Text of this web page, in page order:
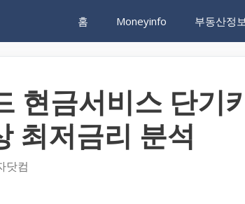
홈 Moneyinfo 부동산정
현금서비스 단기
최저금리 분석
닷컴